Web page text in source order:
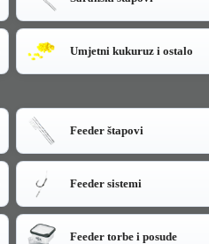
Umjetni kukuruz i ostalo
Feeder štapovi
Feeder sistemi
Feeder torbe i posude